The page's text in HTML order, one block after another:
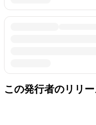
この発行者のリリ